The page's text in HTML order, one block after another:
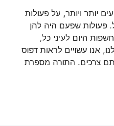
יותר ויותר, על פעולות
פעולות שפעם היה להן
היום לעיני כל,
שלנו, אנו עשויים לראות דפוס
צרכים. התורה מספרת